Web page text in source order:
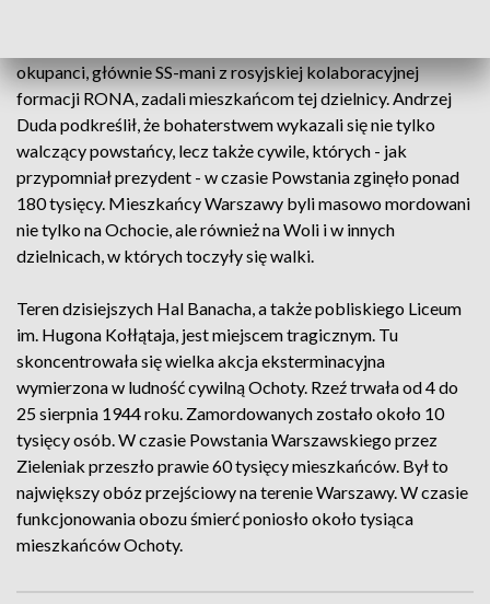
okupanci, głównie SS-mani z rosyjskiej kolaboracyjnej
formacji RONA, zadali mieszkańcom tej dzielnicy. Andrzej
Duda podkreślił, że bohaterstwem wykazali się nie tylko
walczący powstańcy, lecz także cywile, których - jak
przypomniał prezydent - w czasie Powstania zginęło ponad
180 tysięcy. Mieszkańcy Warszawy byli masowo mordowani
nie tylko na Ochocie, ale również na Woli i w innych
dzielnicach, w których toczyły się walki.
Teren dzisiejszych Hal Banacha, a także pobliskiego Liceum
im. Hugona Kołłątaja, jest miejscem tragicznym. Tu
skoncentrowała się wielka akcja eksterminacyjna
wymierzona w ludność cywilną Ochoty. Rzeź trwała od 4 do
25 sierpnia 1944 roku. Zamordowanych zostało około 10
tysięcy osób. W czasie Powstania Warszawskiego przez
Zieleniak przeszło prawie 60 tysięcy mieszkańców. Był to
największy obóz przejściowy na terenie Warszawy. W czasie
funkcjonowania obozu śmierć poniosło około tysiąca
mieszkańców Ochoty.